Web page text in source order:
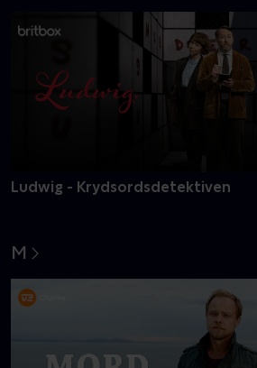
Ludwig - Krydsordsdetektiven
M